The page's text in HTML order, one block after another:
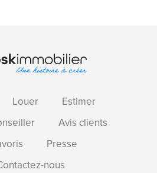
Louer
Estimer
Avis clients
Presse
nous